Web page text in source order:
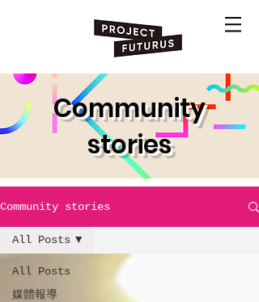
Community
stories
Community stories
All Posts
媒體報導
All Posts